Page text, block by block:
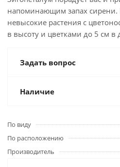
напоминающим запах сирени.
невысокие растения с
в высоту и цветками до 5 см в
Задать вопрос
Наличие
По виду
По расположению
Производитель